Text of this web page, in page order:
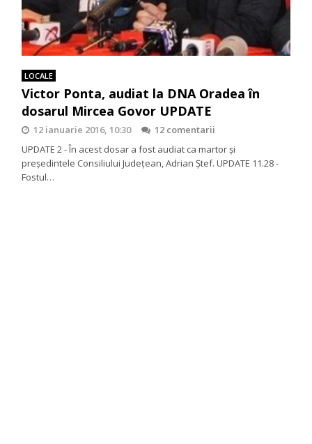
LOCALE
Victor Ponta, audiat la DNA Oradea în
dosarul Mircea Govor UPDATE
12 ianuarie 2016, 10:30
12 comentarii
UPDATE 2 - În acest dosar a fost audiat ca martor şi
preşedintele Consiliului Judeţean, Adrian Ştef. UPDATE 11.28 -
Fostul…